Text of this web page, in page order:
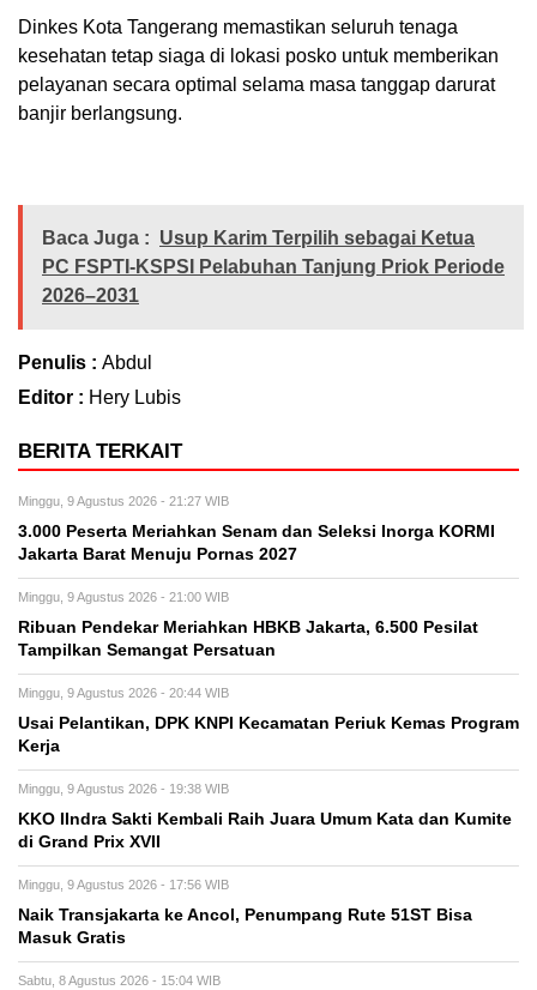
Dinkes Kota Tangerang memastikan seluruh tenaga
kesehatan tetap siaga di lokasi posko untuk memberikan
pelayanan secara optimal selama masa tanggap darurat
banjir berlangsung.
Baca Juga : Usup Karim Terpilih sebagai Ketua
PC FSPTI-KSPSI Pelabuhan Tanjung Priok Periode
2026–2031
Penulis : Abdul
Editor : Hery Lubis
BERITA TERKAIT
Minggu, 9 Agustus 2026 - 21:27 WIB
3.000 Peserta Meriahkan Senam dan Seleksi Inorga KORMI
Jakarta Barat Menuju Pornas 2027
Minggu, 9 Agustus 2026 - 21:00 WIB
Ribuan Pendekar Meriahkan HBKB Jakarta, 6.500 Pesilat
Tampilkan Semangat Persatuan
Minggu, 9 Agustus 2026 - 20:44 WIB
Usai Pelantikan, DPK KNPI Kecamatan Periuk Kemas Program
Kerja
Minggu, 9 Agustus 2026 - 19:38 WIB
KKO IIndra Sakti Kembali Raih Juara Umum Kata dan Kumite
di Grand Prix XVII
Minggu, 9 Agustus 2026 - 17:56 WIB
Naik Transjakarta ke Ancol, Penumpang Rute 51ST Bisa
Masuk Gratis
Sabtu, 8 Agustus 2026 - 15:04 WIB